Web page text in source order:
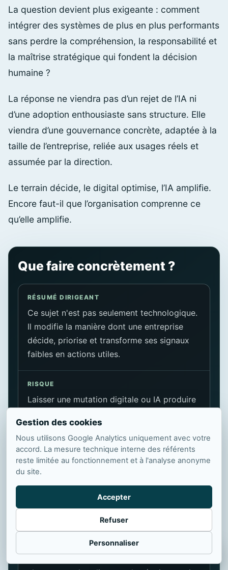
La question devient plus exigeante : comment
intégrer des systèmes de plus en plus performants
sans perdre la compréhension, la responsabilité et
la maîtrise stratégique qui fondent la décision
humaine ?
La réponse ne viendra pas d’un rejet de l’IA ni
d’une adoption enthousiaste sans structure. Elle
viendra d’une gouvernance concrète, adaptée à la
taille de l’entreprise, reliée aux usages réels et
assumée par la direction.
Le terrain décide, le digital optimise, l’IA amplifie.
Encore faut-il que l’organisation comprenne ce
qu’elle amplifie.
Que faire concrètement ?
RÉSUMÉ DIRIGEANT
Ce sujet n'est pas seulement technologique.
Il modifie la manière dont une entreprise
décide, priorise et transforme ses signaux
faibles en actions utiles.
RISQUE
Laisser une mutation digitale ou IA produire
partagée et sans responsable identifié.
OPPORTUNITÉ
Relier l'analyse stratégique aux irritants
terrain pour agir au bon moment, avec les
bons prospects, les bons contenus et les
ACTION 30 JOURS
Gestion des cookies
Nous utilisons Google Analytics uniquement avec votre
accord. La mesure technique interne des référents
reste limitée au fonctionnement et à l'analyse anonyme
du site.
Accepter
Refuser
Personnaliser